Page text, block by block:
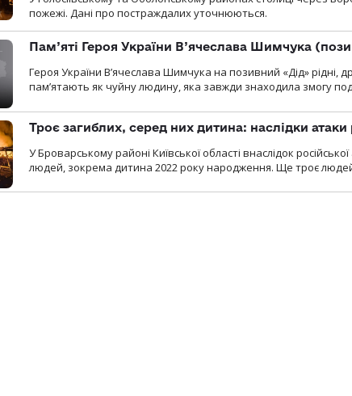
пожежі. Дані про постраждалих уточнюються.
Пам’яті Героя України В’ячеслава Шимчука
Героя України В’ячеслава Шимчука на позивний «Дід» рідні,
пам’ятають як чуйну людину, яка завжди знаходила змогу
Троє загиблих, серед них дитина: наслідки атаки
У Броварському районі Київської області внаслідок
людей, зокрема дитина 2022 року народження. Ще троє